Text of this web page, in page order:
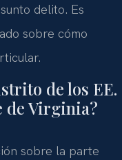
delito. Es
sobre cómo
de los EE.
de Virginia?
sobre la parte